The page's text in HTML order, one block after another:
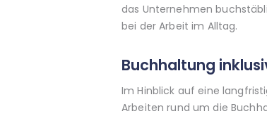
das Unternehmen
bei der Arbeit im Alltag.
Buchhaltung
Im Hinblick auf eine
Arbeiten rund um die